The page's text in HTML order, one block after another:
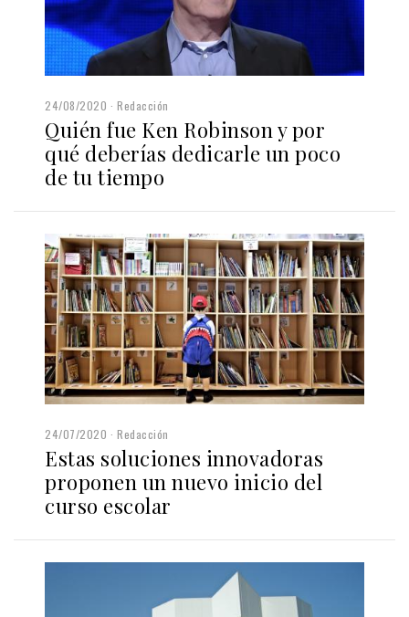
24/08/2020 Redacción
Quién fue Ken Robinson y por
qué deberías dedicarle un poco
de tu tiempo
24/07/2020 Redacción
Estas soluciones innovadoras
proponen un nuevo inicio del
curso escolar